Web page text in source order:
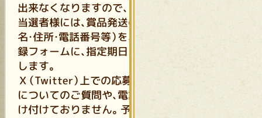
出来なくなりますので、ご注意ください。
当選者様には、賞品発送のために必要な情報（氏
名・住所・電話番号等）を、当社よりご案内する登
録フォームに、指定期日までにご入力をお願い致
します。
Ｘ（Twitter）上での応募受付の確認、当選・落選
についてのご質問や、電話でのお問い合わせは受
け付けておりません。予めご了承ください。